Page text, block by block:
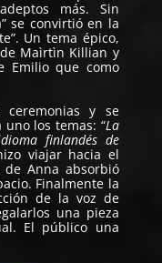
más. Sin
se convirtió en la
Un tema épico,
Maìrtìn Killian y
Emilio que como
y se
los temas: “La
finlandés de
viajar hacia el
Anna absorbió
Finalmente la
de la voz de
una pieza
El público una